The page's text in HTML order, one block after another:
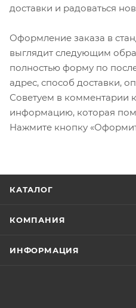
доставки и радоваться
Оформление заказа в
выглядит следующим
полностью форму по
адрес, способ доставки,
Советуем в комментарии
информацию, которая
Нажмите кнопку
КАТАЛОГ
КОМПАНИЯ
ИНФОРМАЦИЯ